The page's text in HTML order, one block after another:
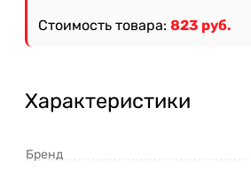
Стоимость товара: 823 руб.
Характеристики
Бренд